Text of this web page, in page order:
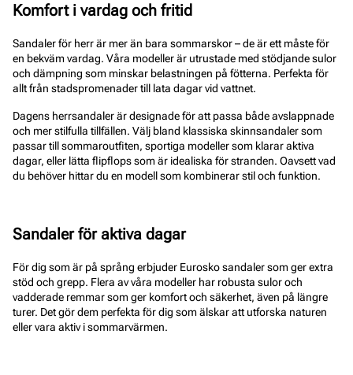
Komfort i vardag och fritid
Sandaler för herr är mer än bara sommarskor – de är ett måste för
en bekväm vardag. Våra modeller är utrustade med stödjande sulor
och dämpning som minskar belastningen på fötterna. Perfekta för
allt från stadspromenader till lata dagar vid vattnet.
Dagens herrsandaler är designade för att passa både avslappnade
och mer stilfulla tillfällen. Välj bland klassiska skinnsandaler som
passar till sommaroutfiten, sportiga modeller som klarar aktiva
dagar, eller lätta flipflops som är idealiska för stranden. Oavsett vad
du behöver hittar du en modell som kombinerar stil och funktion.
Sandaler för aktiva dagar
För dig som är på språng erbjuder Eurosko sandaler som ger extra
stöd och grepp. Flera av våra modeller har robusta sulor och
vadderade remmar som ger komfort och säkerhet, även på längre
turer. Det gör dem perfekta för dig som älskar att utforska naturen
eller vara aktiv i sommarvärmen.